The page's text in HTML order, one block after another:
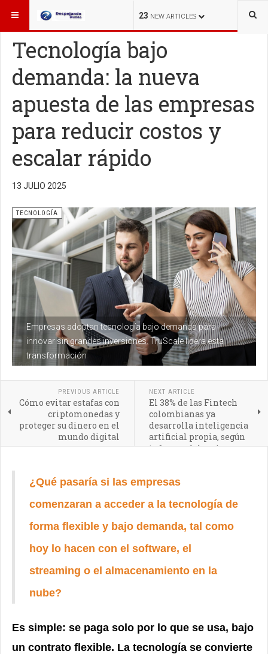
23 NEW ARTICLES
ESTÁ AQUÍ: TECNOLOGÍA
Tecnología bajo
demanda: la nueva
apuesta de las empresas
para reducir costos y
escalar rápido
13 JULIO 2025
Empresas adoptan tecnología bajo demanda para
innovar sin grandes inversiones. TruScale lidera esta
transformación
TECNOLOGÍA
PREVIOUS ARTICLE
Cómo evitar estafas con
criptomonedas y
proteger su dinero en el
mundo digital
NEXT ARTICLE
El 38% de las Fintech
colombianas ya
desarrolla inteligencia
artificial propia, según
informe del sector
¿Qué pasaría si las empresas
comenzaran a acceder a la tecnología de
forma flexible y bajo demanda, tal como
hoy lo hacen con el software, el
streaming o el almacenamiento en la
nube?
Es simple: se paga solo por lo que se usa, bajo
un contrato flexible. La tecnología se convierte